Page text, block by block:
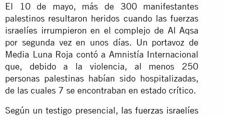
El 10 de mayo, más de 300 manifestantes
palestinos resultaron heridos cuando las fuerzas
israelíes irrumpieron en el complejo de Al Aqsa
por segunda vez en unos días. Un portavoz de
Media Luna Roja contó a Amnistía Internacional
que, debido a la violencia, al menos 250
personas palestinas habían sido hospitalizadas,
de las cuales 7 se encontraban en estado crítico.
Según un testigo presencial, las fuerzas israelíes